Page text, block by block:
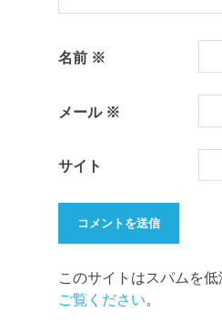
名前 ※
メール ※
サイト
このサイトはスパムを
ご覧ください。